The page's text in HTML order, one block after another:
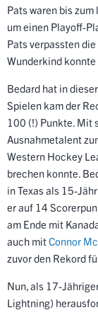
Pats waren bis
um einen Playoff-
Pats verpassten
Wunderkind konnte
Bedard hat in
Spielen kam der
100 (!) Punkte. Mit
Ausnahmetalent
Western Hockey
brechen konnte.
in Texas als 15-
er auf 14
am Ende mit
auch mitConnor
zuvor den Rekord
Nun, als 17-
Lightning)